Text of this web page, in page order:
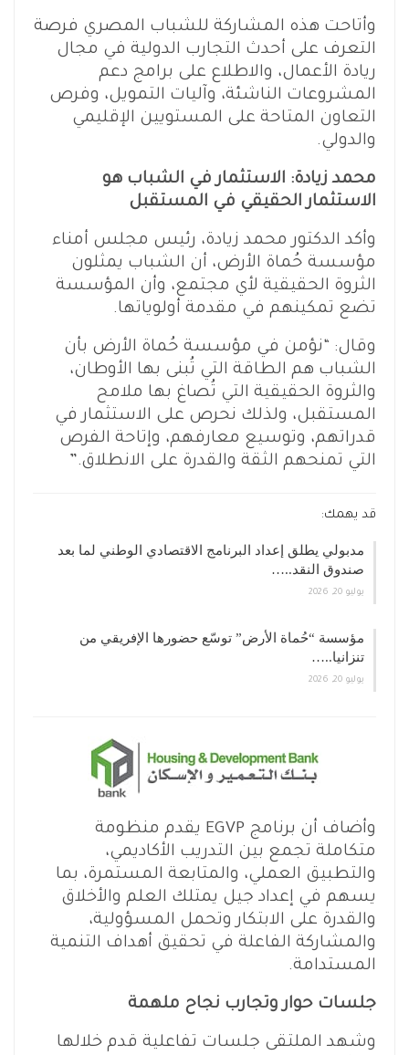
وأتاحت هذه المشاركة للشباب المصري فرصة
التعرف على أحدث التجارب الدولية في مجال
ريادة الأعمال، والاطلاع على برامج دعم
المشروعات الناشئة، وآليات التمويل، وفرص
التعاون المتاحة على المستويين الإقليمي
والدولي.
محمد زيادة: الاستثمار في الشباب هو
الاستثمار الحقيقي في المستقبل
وأكد الدكتور محمد زيادة، رئيس مجلس أمناء
مؤسسة حُماة الأرض، أن الشباب يمثلون
الثروة الحقيقية لأي مجتمع، وأن المؤسسة
تضع تمكينهم في مقدمة أولوياتها.
وقال: “نؤمن في مؤسسة حُماة الأرض بأن
الشباب هم الطاقة التي تُبنى بها الأوطان،
والثروة الحقيقية التي تُصاغ بها ملامح
المستقبل، ولذلك نحرص على الاستثمار في
قدراتهم، وتوسيع معارفهم، وإتاحة الفرص
التي تمنحهم الثقة والقدرة على الانطلاق.”
قد يهمك:
مدبولي يطلق إعداد البرنامج الاقتصادي الوطني لما بعد
صندوق النقد..…
يوليو 20, 2026
مؤسسة “حُماة الأرض” توسّع حضورها الإفريقي من
تنزانيا..…
يوليو 20, 2026
وأضاف أن برنامج EGVP يقدم منظومة
متكاملة تجمع بين التدريب الأكاديمي،
والتطبيق العملي، والمتابعة المستمرة، بما
يسهم في إعداد جيل يمتلك العلم والأخلاق
والقدرة على الابتكار وتحمل المسؤولية،
والمشاركة الفاعلة في تحقيق أهداف التنمية
المستدامة.
جلسات حوار وتجارب نجاح ملهمة
وشهد الملتقى جلسات تفاعلية قدم خلالها